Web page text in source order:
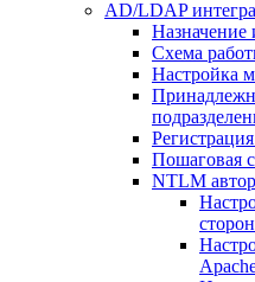
AD/LDAP
Назначение
Схема
Настройка
Пошаговая
NTLM